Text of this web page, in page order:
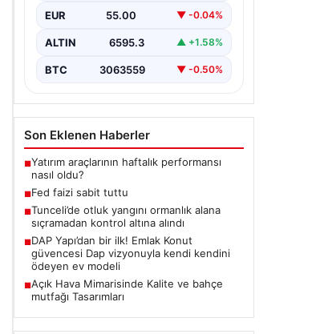
EUR 55.00 ▼ -0.04%
ALTIN 6595.3 ▲ +1.58%
BTC 3063559 ▼ -0.50%
Son Eklenen Haberler
■Yatırım araçlarının haftalık performansı
nasıl oldu?
■Fed faizi sabit tuttu
■Tunceli’de otluk yangını ormanlık alana
sıçramadan kontrol altına alındı
■DAP Yapı’dan bir ilk! Emlak Konut
güvencesi Dap vizyonuyla kendi kendini
ödeyen ev modeli
■Açık Hava Mimarisinde Kalite ve bahçe
mutfağı Tasarımları